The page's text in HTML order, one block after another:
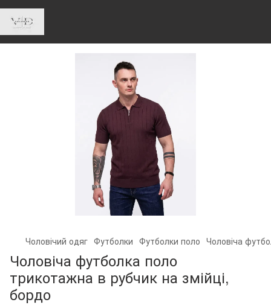
Чоловічий одяг Футболки Футболки поло Чоловіча
Чоловіча футболка поло
трикотажна в рубчик на змійці,
бордо